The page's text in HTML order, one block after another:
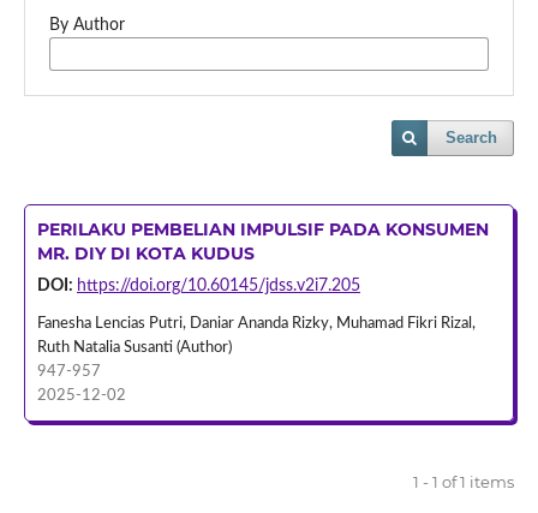
By Author
Search
PERILAKU PEMBELIAN IMPULSIF PADA KONSUMEN
MR. DIY DI KOTA KUDUS
DOI: https://doi.org/10.60145/jdss.v2i7.205
Fanesha Lencias Putri, Daniar Ananda Rizky, Muhamad Fikri Rizal,
Ruth Natalia Susanti (Author)
947-957
2025-12-02
1 - 1 of 1 items